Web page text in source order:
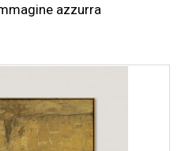
azzurra